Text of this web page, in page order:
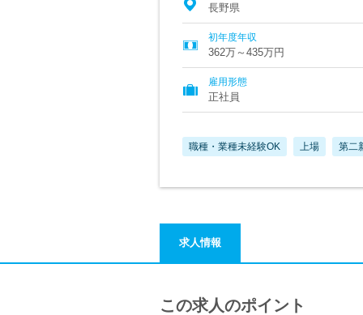
長野県
初年度年収
362万～435万円
雇用形態
正社員
職種・業種未経験OK 上場 第二
求人情報
この求人のポイント